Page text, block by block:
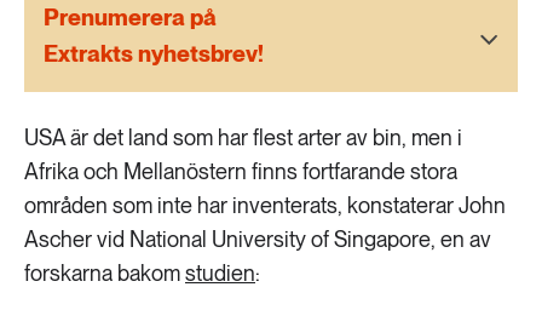
189 ARTIKLAR
Transport
Vatten
Prenumerera på
Extrakts nyhetsbrev!
USA är det land som har flest arter av bin, men i
Afrika och Mellanöstern finns fortfarande stora
områden som inte har inventerats, konstaterar John
Ascher vid National University of Singapore, en av
forskarna bakomstudien: